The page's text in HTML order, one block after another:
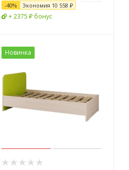
-40% Экономия 10 558 ₽
+ 2375 ₽ бонус
Новинка